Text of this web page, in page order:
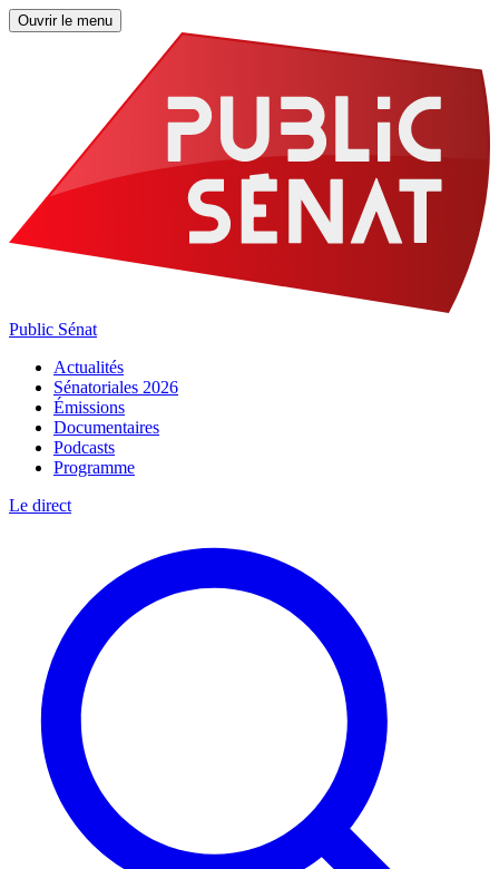
Ouvrir le menu
Public Sénat
Actualités
Sénatoriales 2026
Émissions
Documentaires
Podcasts
Programme
Le direct